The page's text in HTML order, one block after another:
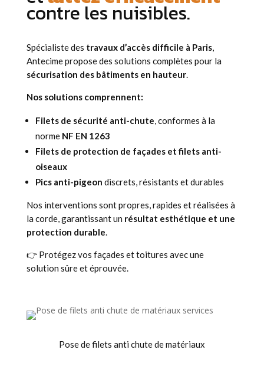
contre les nuisibles.
Spécialiste des travaux d’accès difficile à Paris,
Antecime propose des solutions complètes pour la
sécurisation des bâtiments en hauteur.
Nos solutions comprennent:
Filets de sécurité anti-chute, conformes à la
norme NF EN 1263
Filets de protection de façades et filets anti-
oiseaux
Pics anti-pigeon discrets, résistants et durables
Nos interventions sont propres, rapides et réalisées à
la corde, garantissant un résultat esthétique et une
protection durable.
👉 Protégez vos façades et toitures avec une
solution sûre et éprouvée.
Pose de filets anti chute de matériaux